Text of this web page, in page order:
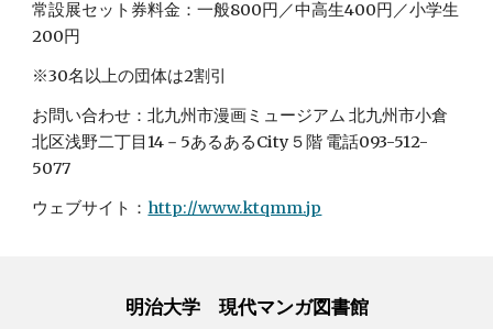
常設展セット券料金：一般800円／中高生400円／小学生
200円
※30名以上の団体は2割引
お問い合わせ：北九州市漫画ミュージアム 北九州市小倉
北区浅野二丁目14－5あるあるCity５階 電話093-512-
5077
ウェブサイト： http://www.ktqmm.jp
明治大学 現代マンガ図書館